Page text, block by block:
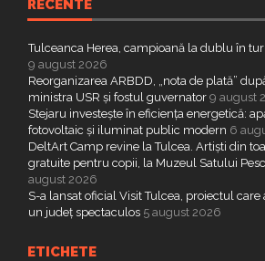
RECENTE
Tulceanca Herea, campioană la dublu în
9 august 2026
Reorganizarea ARBDD, „nota de plată”
ministra USR și fostul guvernator 9 august
Stejaru investește în eficiența energetică:
fotovoltaic și iluminat public modern 6
DeltArt Camp revine la Tulcea. Artiști din
gratuite pentru copii, la Muzeul Satului
august 2026
S-a lansat oficial Visit Tulcea, proiectul
un județ spectaculos 5 august 2026
ETICHETE